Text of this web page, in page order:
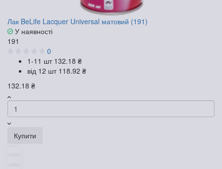
Лак BeLife Lacquer Universal матовий (191)
У наявності
191
0
1-11 шт 132.18 ₴
від 12 шт 118.92 ₴
132.18 ₴
Купити